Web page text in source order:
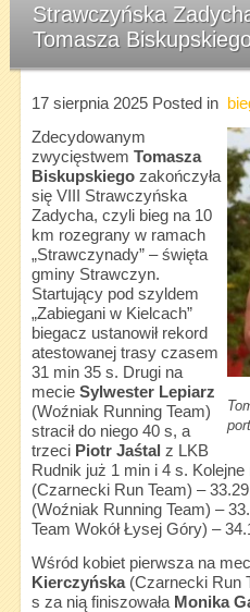
Strawczyńska
Tomasza
17 sierpnia 2025Posted in
Zdecydowanym
zwycięstwem Tomasza
Biskupskiegozakończyła
się VIII Strawczyńska
Zadycha, czyli bieg na 10
km rozegrany w ramach
„Strawczynady” – święta
gminy Strawczyn.
Startujący pod szyldem
„Zabiegani w Kielcach”
biegacz ustanowił rekord
atestowanej trasy czasem
31 min 35 s. Drugi na
mecie Sylwester Lepiarz
(Woźniak Running Team)
stracił do niego 40 s, a
trzeci Piotr Jaśtal z LKB
Rudnik już 1 min i 4 s.
(Czarnecki Run Team) –
(Woźniak Running Team) –
Team Wokół Łysej Góry) –
Wśród kobiet pierwsza na
Kierczyńska(Czarnecki Run
s za nią finiszowała Monika